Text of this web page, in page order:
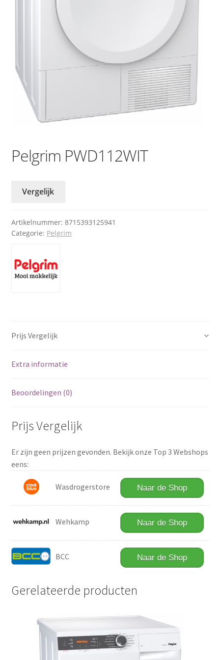
Pelgrim PWD112WIT
Vergelijk
Artikelnummer: 8715393125941
Categorie: Pelgrim
Prijs Vergelijk
Extra informatie
Beoordelingen (0)
Prijs Vergelijk
Er zijn geen prijzen gevonden. Bekijk onze Top 3 Webshops
eens:
Wasdrogerstore Naar de Shop
Wehkamp Naar de Shop
BCC Naar de Shop
Gerelateerde producten